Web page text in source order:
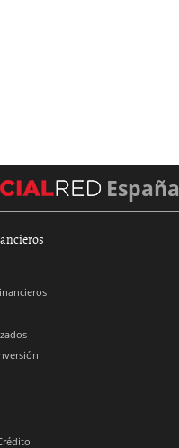
España